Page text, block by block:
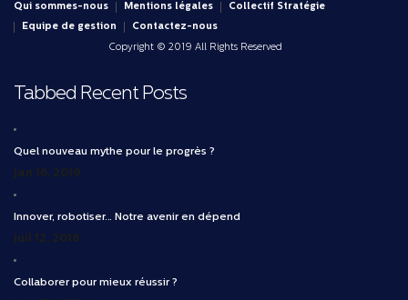
Qui sommes-nous Mentions légales
Collectif Stratégie
Equipe de gestion
Contactez-nous
Copyright © 2019 All Rights Reserved
Tabbed Recent Posts
Quel nouveau mythe pour le progrès ?
jan 16, 2019
Innover, robotiser… Notre avenir en dépend
juil 12, 2018
Collaborer pour mieux réussir ?